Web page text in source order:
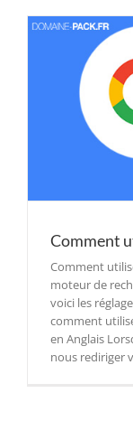
Comment
Comment
moteur de
voici les
comment
en Anglais
nous rediriger